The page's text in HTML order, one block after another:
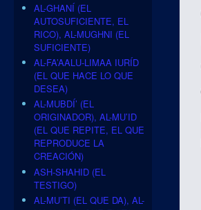
AL-GHANÍ (EL
AUTOSUFICIENTE, EL
RICO), AL-MUGHNI (EL
SUFICIENTE)
AL-FA’AALU-LIMAA IURÍD
(EL QUE HACE LO QUE
DESEA)
AL-MUBDÍ’ (EL
ORIGINADOR), AL-MU’ID
(EL QUE REPITE, EL QUE
REPRODUCE LA
CREACIÓN)
ASH-SHAHID (EL
TESTIGO)
AL-MU’TI (EL QUE DA), AL-